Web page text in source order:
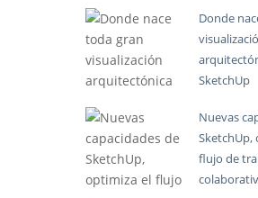
Donde
SketchUp
Nuevas
SketchUp,
flujo de